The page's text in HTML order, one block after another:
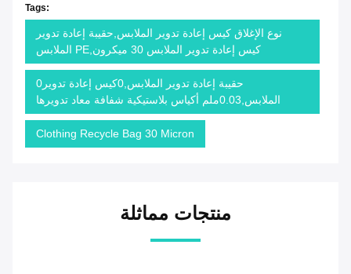
Tags:
نوع الإغلاق كيس إعادة تدوير الملابس,حقيبة إعادة تدوير
الملابس PE,كيس إعادة تدوير الملابس 30 ميكرون
0حقيبة إعادة تدوير الملابس,0كيس إعادة تدوير
الملابس,0.03ملم أكياس بلاستيكية شفافة معاد تدويرها
Clothing Recycle Bag 30 Micron
منتجات مماثلة